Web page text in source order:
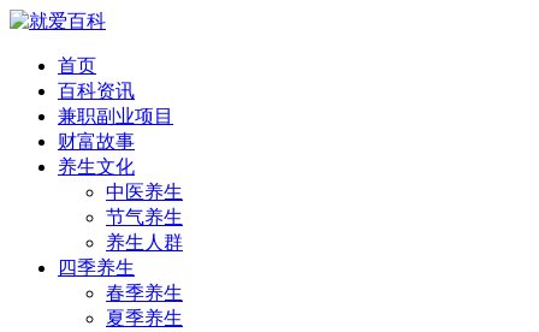
首页
百科资讯
兼职副业项目
财富故事
养生文化
中医养生
节气养生
养生人群
四季养生
春季养生
夏季养生